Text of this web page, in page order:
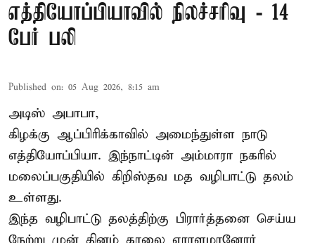
எத்தியோப்பியாவில் நிலச்சரிவு - 14
பேர் பலி
Published on: 05 Aug 2026, 8:15 am
அடிஸ் அபாபா,
கிழக்கு ஆப்பிரிக்காவில் அமைந்துள்ள நாடு
எத்தியோப்பியா. இந்நாட்டின் அம்மாரா நகரில்
மலைப்பகுதியில் கிறிஸ்தவ மத வழிபாட்டு தலம்
உள்ளது.
இந்த வழிபாட்டு தலத்திற்கு பிரார்த்தனை செய்ய
நேற்று முன் தினம் காலை ஏராளமானோர்